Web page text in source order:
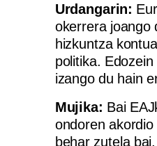
Urdangarin:
okerrera joango
hizkuntza
politika.
izango du hain
Mujika: Bai
ondoren
behar zutela